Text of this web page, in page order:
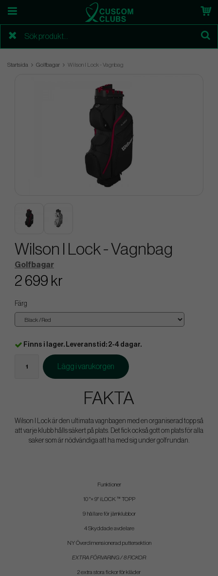
Startsida Golfbagar Wilson I Lock - Vagnbag
Wilson I Lock - Vagnbag
Golfbagar
2 699 kr
Färg
Finns i lager. Leveranstid: 2-4 dagar.
Lägg i varukorgen
FAKTA
Wilson I Lock är den ultimata vagnbagen med en organiserad topp så
att varje klubb hålls säkert på plats. Det fick också gott om plats för alla
saker som är nödvändiga att ha med sig under golfrundan.
Funktioner
10 "× 9" iLOCK ™ TOPP
9 hållare för järnklubbor
4 Skyddade avdelare
NY Överdimensionerad puttersektion
EXTRA FÖRVARING / 8 FICKOR
2 extra stora fickor för kläder